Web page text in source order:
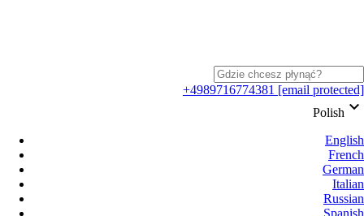
+4989716774381 [email protected]
Polish keyboard_arrow_down
English
French
German
Italian
Russian
Spanish